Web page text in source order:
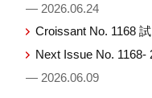
— 2026.06.24
Croissant No. 1168
Next Issue No. 1168-
— 2026.06.09